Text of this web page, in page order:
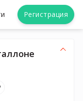
Регистрация